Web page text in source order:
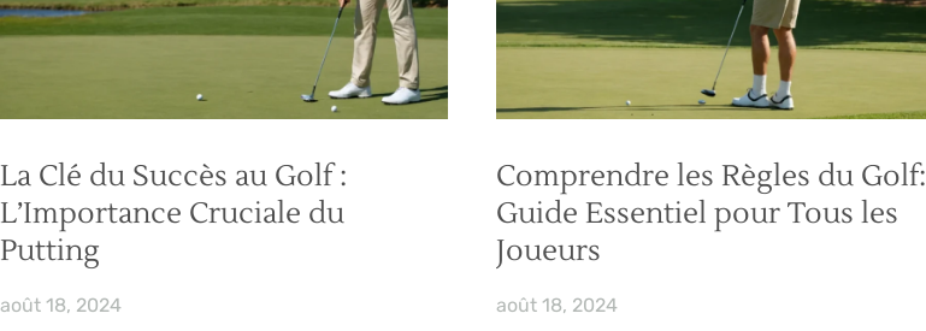
La Clé du Succès au Golf :
L’Importance Cruciale du
Putting
août 18, 2024
Comprendre les Règles du Golf:
Guide Essentiel pour Tous les
Joueurs
août 18, 2024